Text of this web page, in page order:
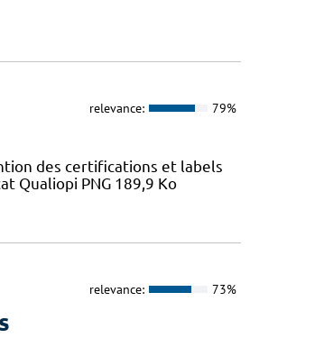
relevance: 79%
des certifications et labels
Qualiopi PNG 189,9 Ko
relevance: 73%